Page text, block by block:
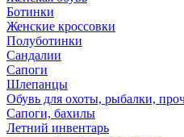
Ботинки
Женские кроссовки
Полуботинки
Сандалии
Сапоги
Шлепанцы
Обувь для охоты, рыбалки,
Сапоги, бахилы
Летний инвентарь